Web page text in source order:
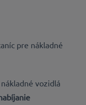
pre nákladné
vozidlá